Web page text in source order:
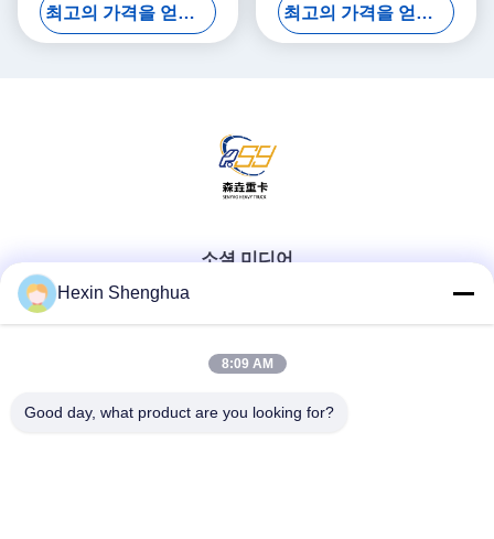
최고의 가격을 얻으십시오 최고의 가격을 얻으십시오
소셜 미디어
빠른 연락
Tel
Hexin Shenghua
8:09 AM
Good day, what product are you looking for?